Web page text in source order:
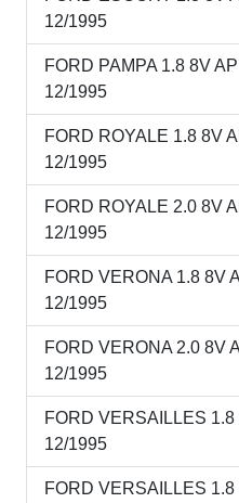
12/1995
FORD PAMPA 1.8 8V
12/1995
FORD ROYALE 1.8 8V
12/1995
FORD ROYALE 2.0 8V
12/1995
FORD VERONA 1.8 8V
12/1995
FORD VERONA 2.0 8V
12/1995
FORD VERSAILLES
12/1995
FORD VERSAILLES